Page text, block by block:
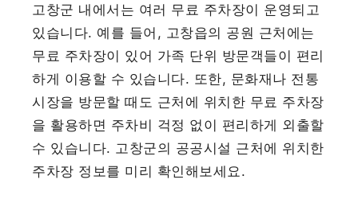
고창군 내에서는 여러 무료 주차장이 운영되고
있습니다. 예를 들어, 고창읍의 공원 근처에는
무료 주차장이 있어 가족 단위 방문객들이 편리
하게 이용할 수 있습니다. 또한, 문화재나 전통
시장을 방문할 때도 근처에 위치한 무료 주차장
을 활용하면 주차비 걱정 없이 편리하게 외출할
수 있습니다. 고창군의 공공시설 근처에 위치한
주차장 정보를 미리 확인해보세요.